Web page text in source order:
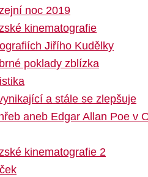
noc 2019
kinematografie
Jiřího Kudělky
poklady zblízka
a stále se zlepšuje
aneb Edgar Allan Poe v
kinematografie 2